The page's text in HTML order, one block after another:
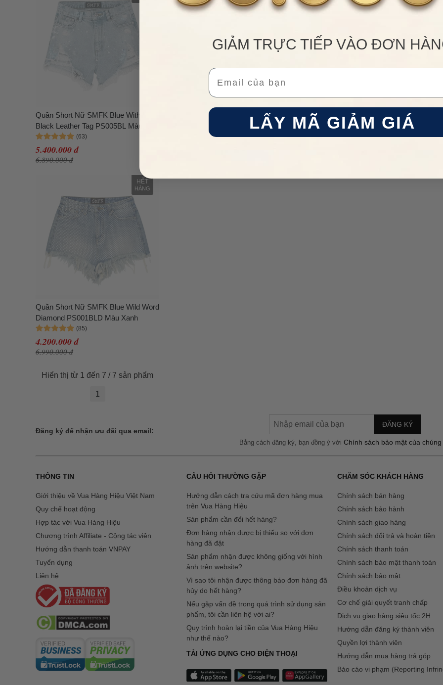
Quần Short Nữ SMFK Blue With
Black Leather Tag PS005BL Màu
Xanh Nhạt
5.400.000 đ
6.890.000 đ
HẾT
HÀNG
Quần Short Nữ SMFK Blue Wild Word
Diamond PS001BLD Màu Xanh
4.200.000 đ
6.990.000 đ
Hiển thị từ 1 đến 7 / 7 sản phẩm
1
Đăng ký để nhận ưu đãi qua email:
ĐĂNG KÝ
Bằng cách đăng ký, bạn đồng ý với Chính sách bảo mật của chúng
THÔNG TIN
Giới thiệu về Vua Hàng Hiệu Việt Nam
Quy chế hoạt động
Hợp tác với Vua Hàng Hiệu
Chương trình Affiliate - Cộng tác viên
Hướng dẫn thanh toán VNPAY
Tuyển dụng
Liên hệ
CÂU HỎI THƯỜNG GẶP
Hướng dẫn cách tra cứu mã đơn hàng mua
trên Vua Hàng Hiệu
Sản phẩm cần đổi hết hàng?
Đơn hàng nhận được bị thiếu so với đơn
hàng đã đặt
Sản phẩm nhận được không giống với hình
ảnh trên website?
Vì sao tôi nhận được thông báo đơn hàng đã
hủy do hết hàng?
Nếu gặp vấn đề trong quá trình sử dụng sản
phẩm, tôi cần liên hệ với ai?
Quy trình hoàn lại tiền của Vua Hàng Hiệu
như thế nào?
TẢI ỨNG DỤNG CHO ĐIỆN THOẠI
CHĂM SÓC KHÁCH HÀNG
Chính sách bán hàng
Chính sách bảo hành
Chính sách giao hàng
Chính sách đổi trả và hoàn tiền
Chính sách thanh toán
Chính sách bảo mật thanh toán
Chính sách bảo mật
Điều khoản dịch vụ
Cơ chế giải quyết tranh chấp
Dịch vụ giao hàng siêu tốc 2H
Hướng dẫn đăng ký thành viên
Quyền lợi thành viên
Hướng dẫn mua hàng trả góp
Báo cáo vi phạm (Reporting
GIẢM TRỰC TIẾP VÀO ĐƠN
Email
LẤY MÃ GIẢM GIÁ